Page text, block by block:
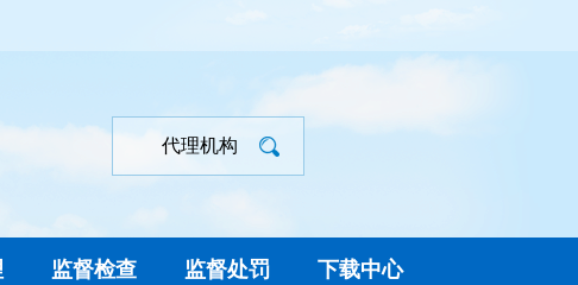
代理机构
监督检查 监督处罚 下载中心